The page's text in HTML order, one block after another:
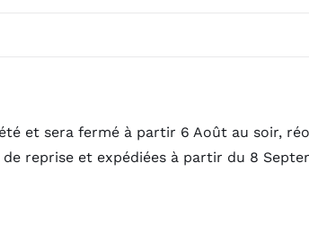
et sera fermé à partir 6 Août au soir,
reprise et expédiées à partir du 8